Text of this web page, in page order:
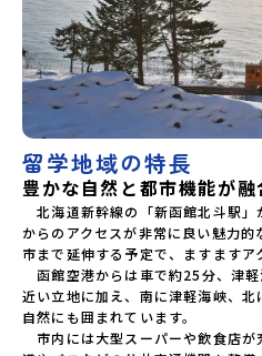
留学地域の特長
豊かな自然と都市機能が
北海道新幹線の「新函館北斗駅」
からのアクセスが非常に良い魅力
市まで延伸する予定で、ますますア
函館空港からは車で約25分、津
近い立地に加え、南に津軽海峡、
自然にも囲まれています。
市内には大型スーパーや飲食店が